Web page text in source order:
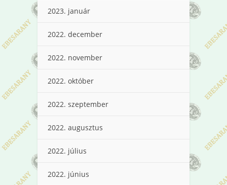
2023. január
2022. december
2022. november
2022. október
2022. szeptember
2022. augusztus
2022. július
2022. június